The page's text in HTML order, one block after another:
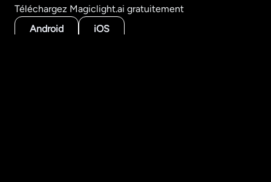
Téléchargez Magiclight.ai gratuitement
Android
iOS